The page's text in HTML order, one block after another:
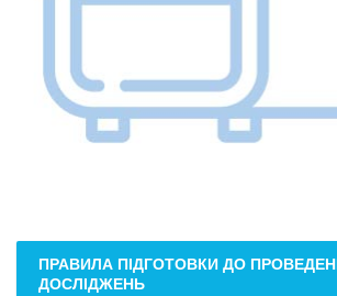
ПРАВИЛА ПІДГОТОВКИ ДО
ДОСЛІДЖЕНЬ